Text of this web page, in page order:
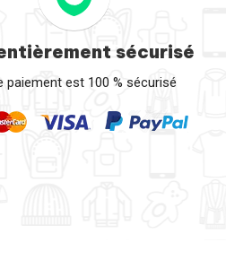
sécurisé
paiement est 100 % sécurisé